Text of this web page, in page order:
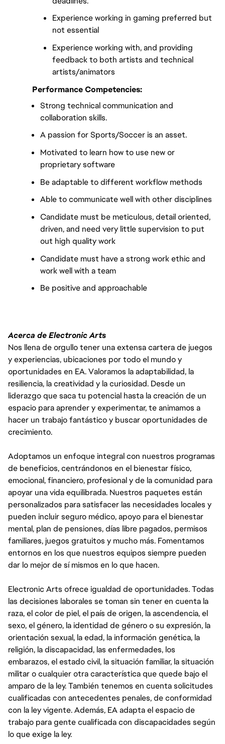
Experience working in gaming preferred but
not essential
Experience working with, and providing
feedback to both artists and technical
artists/animators
Performance Competencies:
Strong technical communication and
collaboration skills.
A passion for Sports/Soccer is an asset.
Motivated to learn how to use new or
proprietary software
Be adaptable to different workflow methods
Able to communicate well with other disciplines
Candidate must be meticulous, detail oriented,
driven, and need very little supervision to put
out high quality work
Candidate must have a strong work ethic and
work well with a team
Be positive and approachable
Acerca de Electronic Arts
Nos llena de orgullo tener una extensa cartera de juegos
y experiencias, ubicaciones por todo el mundo y
oportunidades en EA. Valoramos la adaptabilidad, la
resiliencia, la creatividad y la curiosidad. Desde un
liderazgo que saca tu potencial hasta la creación de un
espacio para aprender y experimentar, te animamos a
hacer un trabajo fantástico y buscar oportunidades de
crecimiento.
Adoptamos un enfoque integral con nuestros programas
de beneficios, centrándonos en el bienestar físico,
emocional, financiero, profesional y de la comunidad para
apoyar una vida equilibrada. Nuestros paquetes están
personalizados para satisfacer las necesidades locales y
pueden incluir seguro médico, apoyo para el bienestar
mental, plan de pensiones, días libre pagados, permisos
familiares, juegos gratuitos y mucho más. Fomentamos
entornos en los que nuestros equipos siempre pueden
dar lo mejor de sí mismos en lo que hacen.
Electronic Arts ofrece igualdad de oportunidades. Todas
las decisiones laborales se toman sin tener en cuenta la
raza, el color de piel, el país de origen, la ascendencia, el
sexo, el género, la identidad de género o su expresión, la
orientación sexual, la edad, la información genética, la
religión, la discapacidad, las enfermedades, los
embarazos, el estado civil, la situación familiar, la situación
militar o cualquier otra característica que quede bajo el
amparo de la ley. También tenemos en cuenta solicitudes
cualificadas con antecedentes penales, de conformidad
con la ley vigente. Además, EA adapta el espacio de
trabajo para gente cualificada con discapacidades según
lo que exige la ley.